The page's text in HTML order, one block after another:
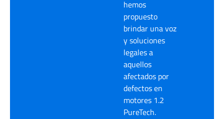
hemos
propuesto
brindar una voz
y soluciones
legales a
aquellos
afectados por
defectos en
motores 1.2
PureTech.